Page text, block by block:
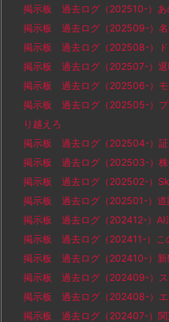
掲示板 過去ログ（202510-）あ
掲示板 過去ログ（202509-）名
掲示板 過去ログ（202508-）ド
掲示板 過去ログ（202507-）退
掲示板 過去ログ（202506-）モ
掲示板 過去ログ（202505-）プ
り越えろ
掲示板 過去ログ（202504-）証
掲示板 過去ログ（202503-）株
掲示板 過去ログ（202502-）
掲示板 過去ログ（202501-）道
掲示板 過去ログ（202412-）AI
掲示板 過去ログ（202411-）こ
掲示板 過去ログ（202410-）新
掲示板 過去ログ（202409-）ス
掲示板 過去ログ（202408-）エ
掲示板 過去ログ（202407-）関